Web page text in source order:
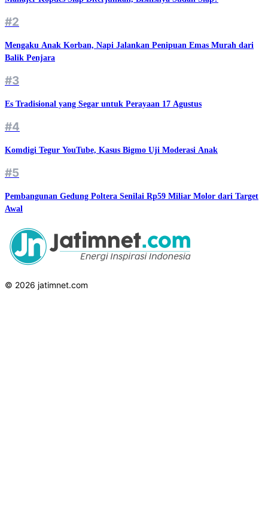
#2
Mengaku Anak Korban, Napi Jalankan Penipuan Emas Murah dari
Balik Penjara
#3
Es Tradisional yang Segar untuk Perayaan 17 Agustus
#4
Komdigi Tegur YouTube, Kasus Bigmo Uji Moderasi Anak
#5
Pembangunan Gedung Poltera Senilai Rp59 Miliar Molor dari Target
Awal
© 2026 jatimnet.com